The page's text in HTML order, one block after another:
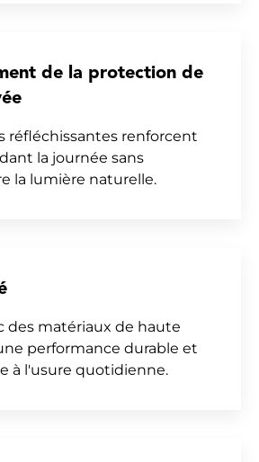
de la protection de
réfléchissantes renforcent
la journée sans
la lumière naturelle.
des matériaux de haute
performance durable et
à l'usure quotidienne.